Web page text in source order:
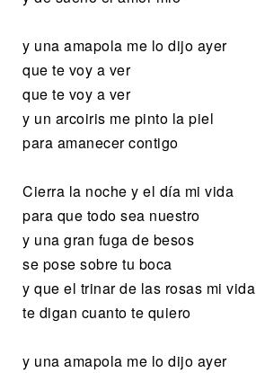
y una amapola me lo dijo ayer
que te voy a ver
que te voy a ver
y un arcoiris me pinto la piel
para amanecer contigo
Cierra la noche y el día mi vida
para que todo sea nuestro
y una gran fuga de besos
se pose sobre tu boca
y que el trinar de las rosas mi vida
te digan cuanto te quiero
y una amapola me lo dijo ayer